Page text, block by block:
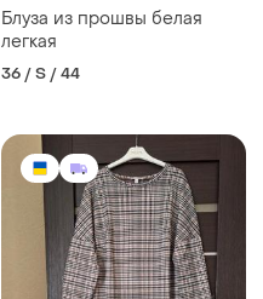
Блуза из прошвы белая
легкая
36 / S / 44